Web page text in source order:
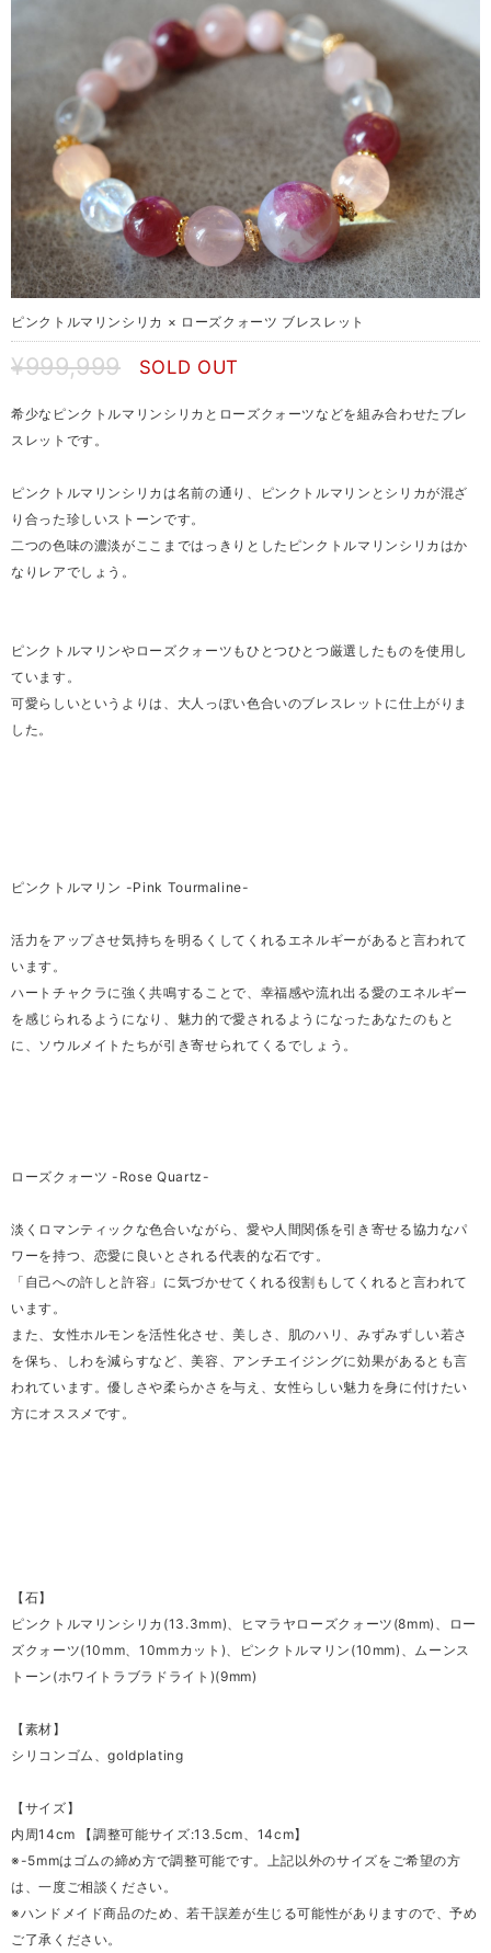
ピンクトルマリンシリカ × ローズクォーツ ブレスレット
¥999,999 SOLD OUT
希少なピンクトルマリンシリカとローズクォーツなどを組み合わせたブレ
スレットです。
ピンクトルマリンシリカは名前の通り、ピンクトルマリンとシリカが混ざ
り合った珍しいストーンです。
二つの色味の濃淡がここまではっきりとしたピンクトルマリンシリカはか
なりレアでしょう。
ピンクトルマリンやローズクォーツもひとつひとつ厳選したものを使用し
ています。
可愛らしいというよりは、大人っぽい色合いのブレスレットに仕上がりま
した。
ピンクトルマリン -Pink Tourmaline-
活力をアップさせ気持ちを明るくしてくれるエネルギーがあると言われて
います。
ハートチャクラに強く共鳴することで、幸福感や流れ出る愛のエネルギー
を感じられるようになり、魅力的で愛されるようになったあなたのもと
に、ソウルメイトたちが引き寄せられてくるでしょう。
ローズクォーツ -Rose Quartz-
淡くロマンティックな色合いながら、愛や人間関係を引き寄せる協力なパ
ワーを持つ、恋愛に良いとされる代表的な石です。
「自己への許しと許容」に気づかせてくれる役割もしてくれると言われて
います。
また、女性ホルモンを活性化させ、美しさ、肌のハリ、みずみずしい若さ
を保ち、しわを減らすなど、美容、アンチエイジングに効果があるとも言
われています。優しさや柔らかさを与え、女性らしい魅力を身に付けたい
方にオススメです。
【石】
ピンクトルマリンシリカ(13.3mm)、ヒマラヤローズクォーツ(8mm)、ロー
ズクォーツ(10mm、10mmカット)、ピンクトルマリン(10mm)、ムーンス
トーン(ホワイトラブラドライト)(9mm)
【素材】
シリコンゴム、goldplating
【サイズ】
内周14cm 【調整可能サイズ:13.5cm、14cm】
※-5mmはゴムの締め方で調整可能です。上記以外のサイズをご希望の方
は、一度ご相談ください。
※ハンドメイド商品のため、若干誤差が生じる可能性がありますので、予め
ご了承ください。